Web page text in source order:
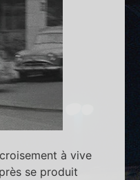
à vive
se produit